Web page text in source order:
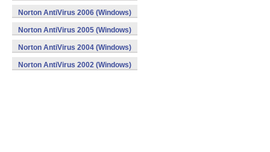
Norton AntiVirus 2006 (Windows)
Norton AntiVirus 2005 (Windows)
Norton AntiVirus 2004 (Windows)
Norton AntiVirus 2002 (Windows)